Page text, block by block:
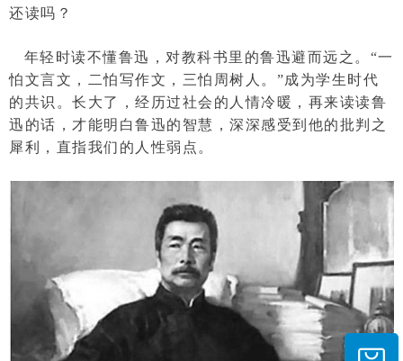
还读吗？
年轻时读不懂鲁迅，对教科书里的鲁迅避而远之。“一
怕文言文，二怕写作文，三怕周树人。”成为学生时代
的共识。长大了，经历过社会的人情冷暖，再来读读鲁
迅的话，才能明白鲁迅的智慧，深深感受到他的批判之
犀利，直指我们的人性弱点。